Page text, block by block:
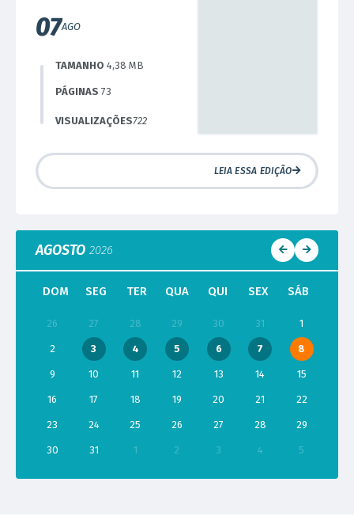
AGOSTO 2026
DOM SEG TER QUA QUI SEX SÁB
26 27 28 29 30 31 1
2 3 4 5 6 7 8
9 10 11 12 13 14 15
16 17 18 19 20 21 22
23 24 25 26 27 28 29
30 31 1 2 3 4 5
TAMANHO 4,38 MB
PÁGINAS 73
07AGO
722
VISUALIZAÇÕES
LEIA ESSA EDIÇÃO